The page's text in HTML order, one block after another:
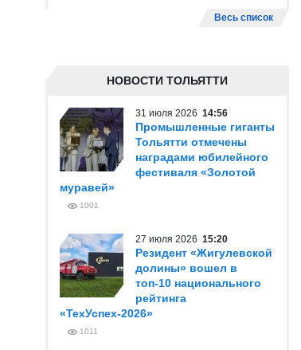
Весь список
НОВОСТИ ТОЛЬЯТТИ
31 июля 2026 14:56
Промышленные гиганты
Тольятти отмечены
наградами юбилейного
фестиваля «Золотой
муравей»
1001
27 июля 2026 15:20
Резидент «Жигулевской
долины» вошел в
топ-10 национального
рейтинга
«ТехУспех-2026»
1011